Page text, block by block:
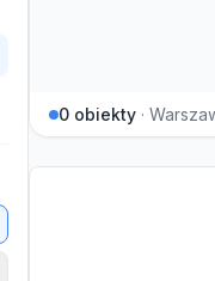
0 obiekty ·